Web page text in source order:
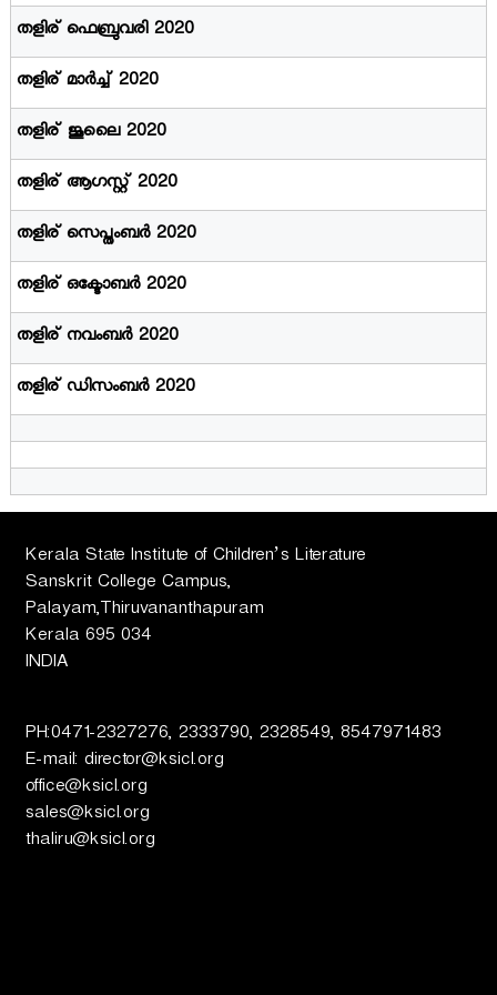
സാ
ഹി
ത്യ
ഇ
ന്‍സ്റ്റി
ട്ട്
തളിര് ഫെബ്രുവരി 2020
തളിര് മാർച്ച് 2020
തളിര് ജൂലൈ 2020
തളിര് ആഗസ്റ്റ് 2020
തളിര് സെപ്തംബർ 2020
തളിര് ഒക്ടോബർ 2020
തളിര് നവംബർ 2020
തളിര് ഡിസംബർ 2020
Kerala State Institute of Children’s Literature
Sanskrit College Campus,
Palayam,Thiruvananthapuram
Kerala 695 034
INDIA
PH:0471-2327276, 2333790, 2328549, 8547971483
E-mail: director@ksicl.org
office@ksicl.org
sales@ksicl.org
thaliru@ksicl.org